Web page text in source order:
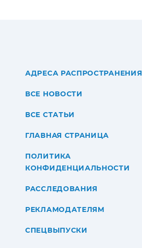
АДРЕСА РАСПРОСТРАНЕНИЯ
ВСЕ НОВОСТИ
ВСЕ СТАТЬИ
ГЛАВНАЯ СТРАНИЦА
ПОЛИТИКА
КОНФИДЕНЦИАЛЬНОСТИ
РАССЛЕДОВАНИЯ
РЕКЛАМОДАТЕЛЯМ
СПЕЦВЫПУСКИ